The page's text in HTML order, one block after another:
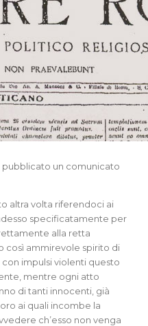
pubblicato un comunicato
altra volta riferendoci ai
specificatamente per
alla retta
così ammirevole spirito di
impulsi violenti questo
mentre ogni atto
di tanti innocenti, già
ai quali incombe la
ch’esso non venga